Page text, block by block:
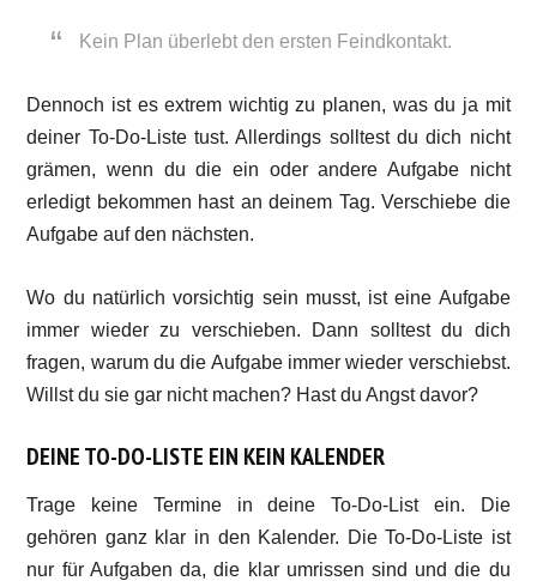
Kein Plan überlebt den ersten Feindkontakt.
Dennoch ist es extrem wichtig zu planen, was du ja mit
deiner To-Do-Liste tust. Allerdings solltest du dich nicht
grämen, wenn du die ein oder andere Aufgabe nicht
erledigt bekommen hast an deinem Tag. Verschiebe die
Aufgabe auf den nächsten.
Wo du natürlich vorsichtig sein musst, ist eine Aufgabe
immer wieder zu verschieben. Dann solltest du dich
fragen, warum du die Aufgabe immer wieder verschiebst.
Willst du sie gar nicht machen? Hast du Angst davor?
DEINE TO-DO-LISTE EIN KEIN KALENDER
Trage keine Termine in deine To-Do-List ein. Die
gehören ganz klar in den Kalender. Die To-Do-Liste ist
nur für Aufgaben da, die klar umrissen sind und die du